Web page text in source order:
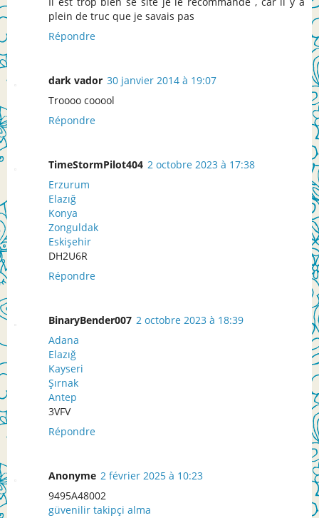
plein de truc que je savais pas
Répondre
dark vador 30 janvier 2014 à 19:07
Troooo cooool
Répondre
TimeStormPilot404 2 octobre 2023 à 17:38
Erzurum
Elazığ
Konya
Zonguldak
Eskişehir
DH2U6R
Répondre
BinaryBender007 2 octobre 2023 à 18:39
Adana
Elazığ
Kayseri
Şırnak
Antep
3VFV
Répondre
Anonyme 2 février 2025 à 10:23
9495A48002
güvenilir takipçi alma